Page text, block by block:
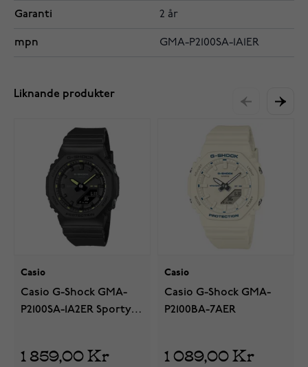
Garanti 2 år
mpn GMA-P2100SA-1A1ER
Liknande produkter
Casio
Casio G-Shock GMA-
P2100SA-1A2ER Sporty
1 859,00 Kr
Casio
Casio G-Shock GMA-
P2100BA-7AER
1 089,00 Kr